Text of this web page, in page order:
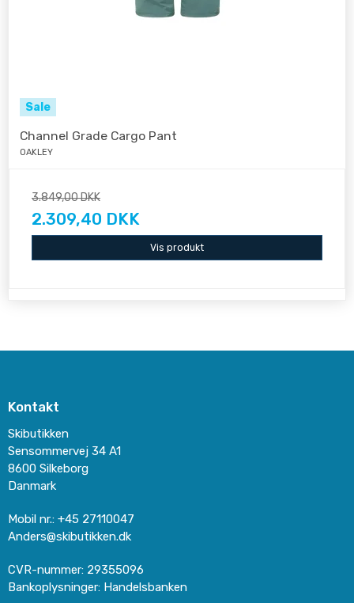
Sale
Channel Grade Cargo Pant
OAKLEY
3.849,00 DKK
2.309,40 DKK
Vis produkt
Kontakt
Skibutikken
Sensommervej 34 A1
8600 Silkeborg
Danmark
Mobil nr.: +45 27110047
Anders@skibutikken.dk
CVR-nummer: 29355096
Bankoplysninger: Handelsbanken